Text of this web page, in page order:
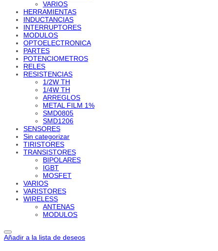
VARIOS
HERRAMIENTAS
INDUCTANCIAS
INTERRUPTORES
MODULOS
OPTOELECTRONICA
PARTES
POTENCIOMETROS
RELES
RESISTENCIAS
1/2W TH
1/4W TH
ARREGLOS
METAL FILM 1%
SMD0805
SMD1206
SENSORES
Sin categorizar
TIRISTORES
TRANSISTORES
BIPOLARES
IGBT
MOSFET
VARIOS
VARISTORES
WIRELESS
ANTENAS
MODULOS
Añadir a la lista de deseos